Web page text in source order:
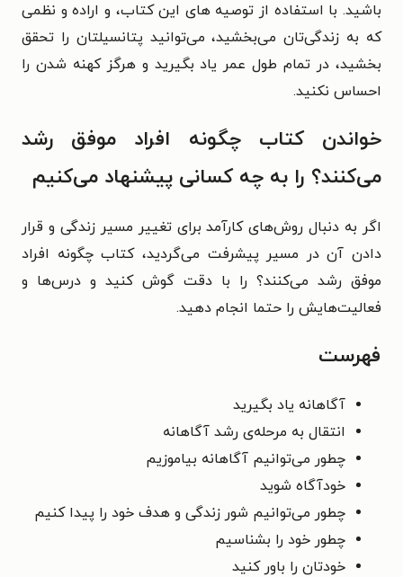
باشید. با استفاده از توصیه های این کتاب، و اراده و نظمی
که به زندگی‌تان می‌بخشید، می‌توانید پتانسیلتان را تحقق
بخشید، در تمام طول عمر یاد بگیرید و هرگز کهنه شدن را
احساس نکنید.
خواندن کتاب چگونه افراد موفق رشد
می‌کنند؟ را به چه کسانی پیشنهاد می‌کنیم
اگر به دنبال روش‌های کارآمد برای تغییر مسیر زندگی و قرار
دادن آن در مسیر پیشرفت می‌گردید، کتاب چگونه افراد
موفق رشد می‌کنند؟ را با دقت گوش کنید و درس‌ها و
فعالیت‌هایش را حتما انجام دهید.
فهرست
آگاهانه یاد بگیرید
انتقال به مرحله‌ی رشد آگاهانه
چطور می‌توانیم آگاهانه بیاموزیم
خودآگاه شوید
چطور می‌توانیم شور زندگی و هدف خود را پیدا کنیم
چطور خود را بشناسیم
خودتان را باور کنید